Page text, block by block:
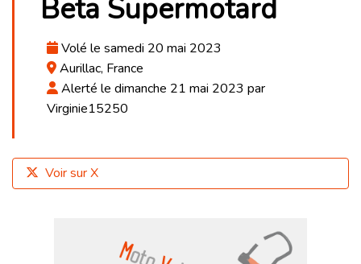
Beta Supermotard
Volé le samedi 20 mai 2023
Aurillac, France
Alerté le dimanche 21 mai 2023 par
Virginie15250
Voir sur X